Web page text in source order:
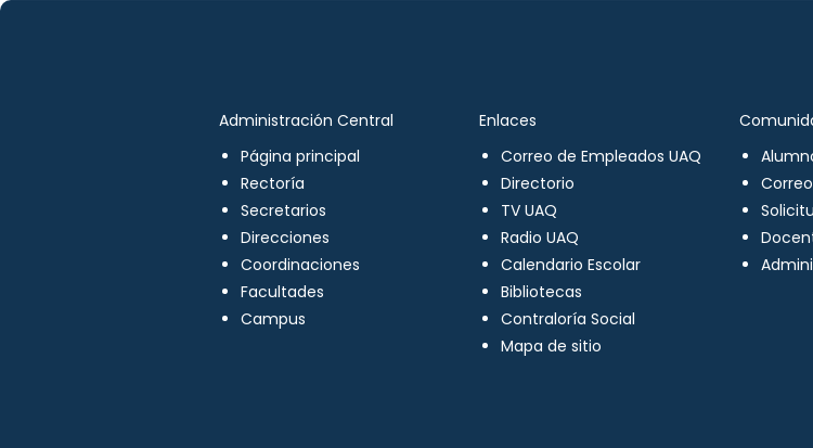
Administración Central
Página principal
Rectoría
Secretarios
Direcciones
Coordinaciones
Facultades
Campus
Enlaces
Correo de Empleados UAQ
Directorio
TV UAQ
Radio UAQ
Calendario Escolar
Bibliotecas
Contraloría Social
Mapa de sitio